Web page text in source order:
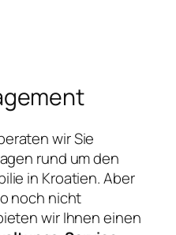
wir Sie
rund um den
in Kroatien. Aber
noch nicht
wir Ihnen einen